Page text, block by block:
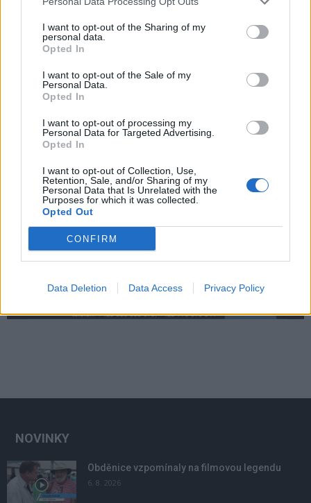
I want to opt-out of the Sharing of my
personal data.
Opted In
I want to opt-out of the Sale of my
Personal Data.
Opted In
I want to opt-out of processing my
Personal Data for Targeted Advertising.
Opted In
I want to opt-out of Collection, Use,
Retention, Sale, and/or Sharing of my
Personal Data that Is Unrelated with the
Purposes for which it was collected.
Opted Out
CONFIRM
Data Deletion Data Access Privacy Policy
Živohošti
Zpravodajství
Příbram modernizuje parkovací automaty.
Zpravodajství
Obce nově získají body i za předcházení
vzniku odpadu
NOVINKY
Obděnice vzpomínaly na filmovou legendu
6. 8. 2026